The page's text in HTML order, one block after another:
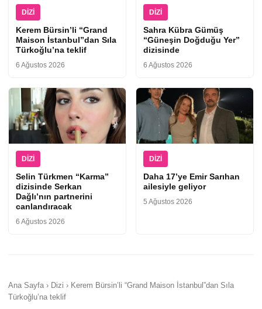
DIZI
Kerem Bürsin’li “Grand
Maison İstanbul”dan Sıla
Türkoğlu’na teklif
6 Ağustos 2026
DIZI
Sahra Kübra Gümüş
“Güneşin Doğduğu Yer”
dizisinde
6 Ağustos 2026
DIZI
Selin Türkmen “Karma”
dizisinde Serkan
Dağlı’nın partnerini
canlandıracak
6 Ağustos 2026
DIZI
Daha 17’ye Emir Sarıhan
ailesiyle geliyor
5 Ağustos 2026
Ana Sayfa › Dizi › Kerem Bürsin’li “Grand Maison İstanbul”dan Sıla
Türkoğlu’na teklif